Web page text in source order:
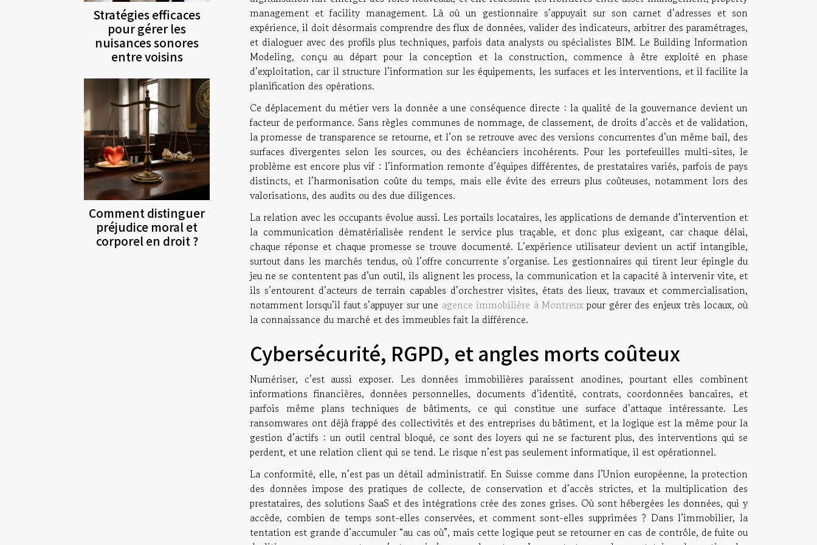
Stratégies efficaces
pour gérer les
nuisances sonores
entre voisins
Comment distinguer
préjudice moral et
corporel en droit ?
management et facility management. Là où un gestionnaire s’appuyait sur son carnet d’adresses et son
expérience, il doit désormais comprendre des flux de données, valider des indicateurs, arbitrer des paramétrages,
et dialoguer avec des profils plus techniques, parfois data analysts ou spécialistes BIM. Le Building Information
Modeling, conçu au départ pour la conception et la construction, commence à être exploité en phase
d’exploitation, car il structure l’information sur les équipements, les surfaces et les interventions, et il facilite la
planification des opérations.
Ce déplacement du métier vers la donnée a une conséquence directe : la qualité de la gouvernance devient un
facteur de performance. Sans règles communes de nommage, de classement, de droits d’accès et de validation,
la promesse de transparence se retourne, et l’on se retrouve avec des versions concurrentes d’un même bail, des
surfaces divergentes selon les sources, ou des échéanciers incohérents. Pour les portefeuilles multi-sites, le
problème est encore plus vif : l’information remonte d’équipes différentes, de prestataires variés, parfois de pays
distincts, et l’harmonisation coûte du temps, mais elle évite des erreurs plus coûteuses, notamment lors des
valorisations, des audits ou des due diligences.
La relation avec les occupants évolue aussi. Les portails locataires, les applications de demande d’intervention et
la communication dématérialisée rendent le service plus traçable, et donc plus exigeant, car chaque délai,
chaque réponse et chaque promesse se trouve documenté. L’expérience utilisateur devient un actif intangible,
surtout dans les marchés tendus, où l’offre concurrente s’organise. Les gestionnaires qui tirent leur épingle du
jeu ne se contentent pas d’un outil, ils alignent les process, la communication et la capacité à intervenir vite, et
ils s’entourent d’acteurs de terrain capables d’orchestrer visites, états des lieux, travaux et commercialisation,
notamment lorsqu’il faut s’appuyer sur une agence immobilière à Montreuxpour gérer des enjeux très locaux, où
la connaissance du marché et des immeubles fait la différence.
Cybersécurité, RGPD, et angles morts coûteux
Numériser, c’est aussi exposer. Les données immobilières paraissent anodines, pourtant elles combinent
informations financières, données personnelles, documents d’identité, contrats, coordonnées bancaires, et
parfois même plans techniques de bâtiments, ce qui constitue une surface d’attaque intéressante. Les
ransomwares ont déjà frappé des collectivités et des entreprises du bâtiment, et la logique est la même pour la
gestion d’actifs : un outil central bloqué, ce sont des loyers qui ne se facturent plus, des interventions qui se
perdent, et une relation client qui se tend. Le risque n’est pas seulement informatique, il est opérationnel.
La conformité, elle, n’est pas un détail administratif. En Suisse comme dans l’Union européenne, la protection
des données impose des pratiques de collecte, de conservation et d’accès strictes, et la multiplication des
prestataires, des solutions SaaS et des intégrations crée des zones grises. Où sont hébergées les données, qui y
accède, combien de temps sont-elles conservées, et comment sont-elles supprimées ? Dans l’immobilier, la
tentation est grande d’accumuler “au cas où”, mais cette logique peut se retourner en cas de contrôle, de fuite ou